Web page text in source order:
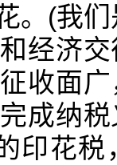
。(我
经济
收面
成纳
印花